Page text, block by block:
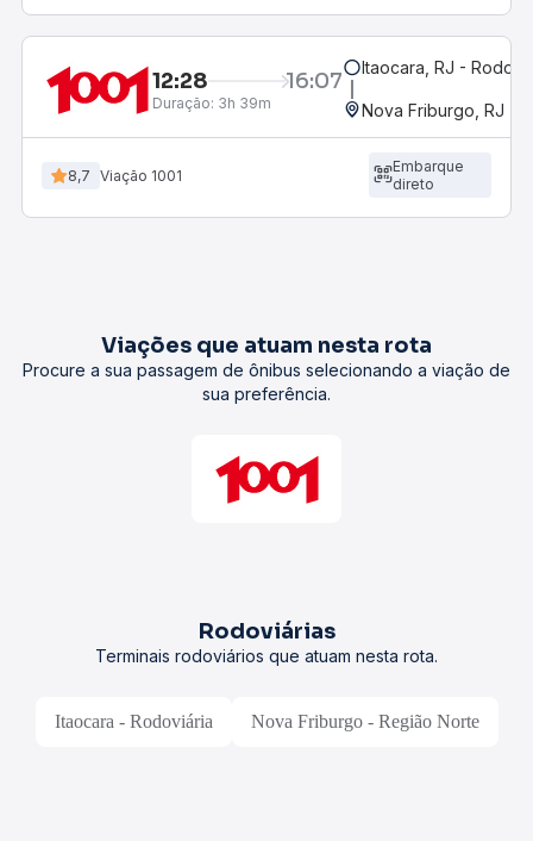
12:28 16:07
Duração: 3h 39m
Itaocara, RJ -
Nova Friburgo, RJ -
8,7 Viação 1001
Embarque
direto
Viações que atuam nesta rota
Procure a sua passagem de ônibus selecionando a viação de
sua preferência.
Rodoviárias
Terminais rodoviários que atuam nesta rota.
Itaocara - Rodoviária Nova Friburgo - Região Norte